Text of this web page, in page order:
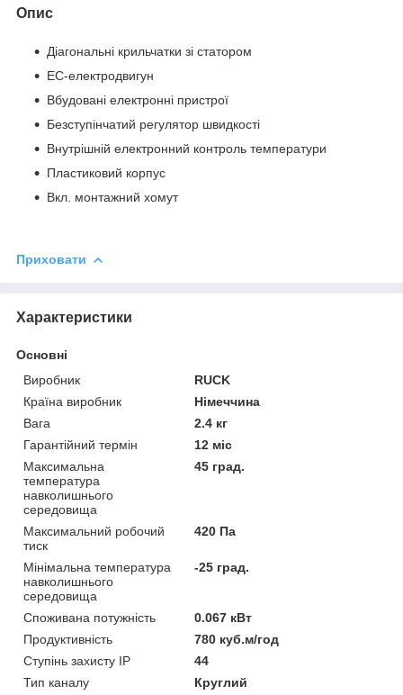
Опис
Діагональні крильчатки зі статором
EC-електродвигун
Вбудовані електронні пристрої
Безступінчатий регулятор швидкості
Внутрішній електронний контроль температури
Пластиковий корпус
Вкл. монтажний хомут
Приховати
Характеристики
Основні
Виробник
RUCK
Країна виробник
Німеччина
Вага
2.4 кг
Гарантійний термін
12 міс
Максимальна
температура
навколишнього
середовища
45 град.
Максимальний робочий
тиск
420 Па
Мінімальна температура
навколишнього
середовища
-25 град.
Споживана потужність
0.067 кВт
Продуктивність
780 куб.м/год
Ступінь захисту IP
44
Тип каналу
Круглий